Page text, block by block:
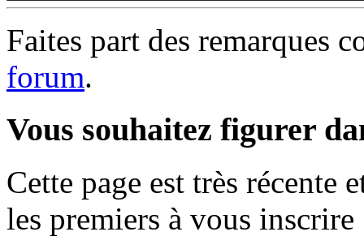
Faites part des remarques
forum.
Vous souhaitez figurer
Cette page est très récente
les premiers à vous inscrire